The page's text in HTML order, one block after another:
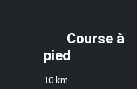
Course à
pied
10 km